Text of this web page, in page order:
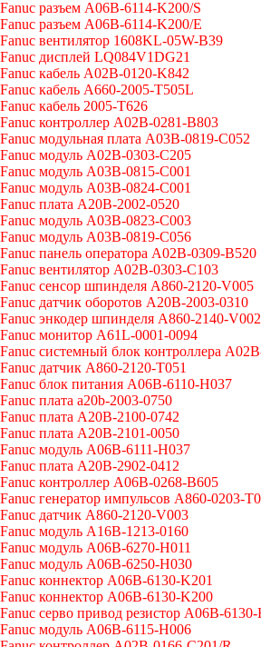
Fanuc разъем A06B-6114-K200/S
Fanuc разъем A06B-6114-K200/E
Fanuc вентилятор 1608KL-05W-B39
Fanuc дисплей LQ084V1DG21
Fanuc кабель A02B-0120-K842
Fanuc кабель A660-2005-T505L
Fanuc кабель 2005-T626
Fanuc контроллер A02B-0281-B803
Fanuc модульная плата A03B-0819-C052
Fanuc модуль A02B-0303-C205
Fanuc модуль A03B-0815-C001
Fanuc модуль A03B-0824-C001
Fanuc плата A20B-2002-0520
Fanuc модуль A03B-0823-C003
Fanuc модуль A03B-0819-C056
Fanuc панель оператора A02B-0309-B520
Fanuc вентилятор A02B-0303-C103
Fanuc cенсор шпинделя A860-2120-V005
Fanuc датчик оборотов A20B-2003-0310
Fanuc энкодер шпинделя A860-2140-V002
Fanuc монитор A61L-0001-0094
Fanuc системный блок контроллера
Fanuc датчик A860-2120-T051
Fanuc блок питания A06B-6110-H037
Fanuc плата a20b-2003-0750
Fanuc плата A20B-2100-0742
Fanuc плата A20B-2101-0050
Fanuc модуль A06B-6111-H037
Fanuc плата A20B-2902-0412
Fanuc контроллер A06B-0268-B605
Fanuc генератор импульсов A860-0203-
Fanuc датчик A860-2120-V003
Fanuc модуль A16B-1213-0160
Fanuc модуль A06B-6270-H011
Fanuc модуль A06B-6250-H030
Fanuc коннектор A06B-6130-K201
Fanuc коннектор A06B-6130-K200
Fanuc серво привод резистор A06B-6130-
Fanuc модуль A06B-6115-H006